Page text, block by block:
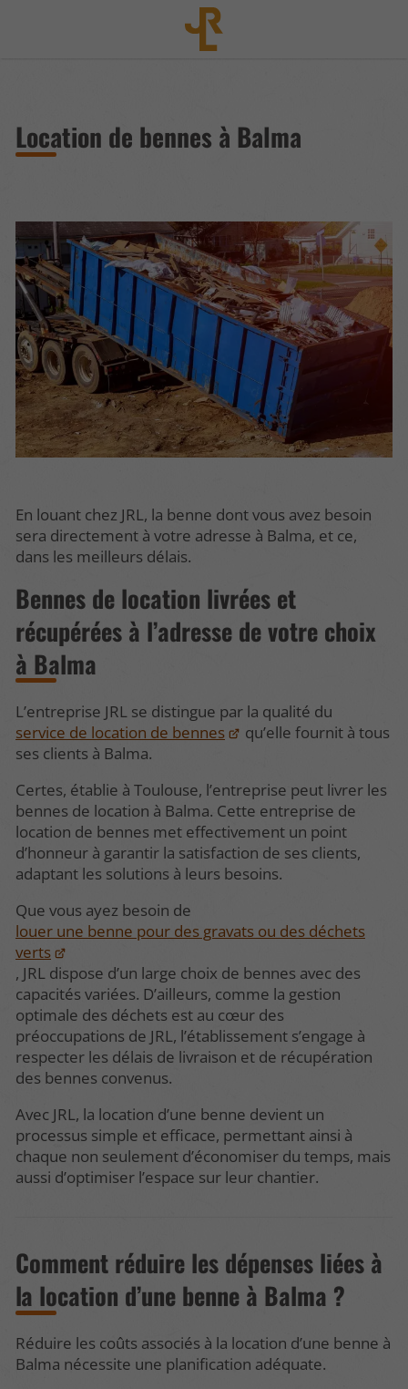
Location de bennes à Balma
En louant chez JRL, la benne dont vous avez besoin
sera directement à votre adresse à Balma, et ce,
dans les meilleurs délais.
Bennes de location livrées et
récupérées à l’adresse de votre choix
à Balma
L’entreprise JRL se distingue par la qualité du
service de location de bennes
qu’elle fournit à tous
ses clients à Balma.
Certes, établie à Toulouse, l’entreprise peut livrer les
bennes de location à Balma. Cette entreprise de
location de bennes met effectivement un point
d’honneur à garantir la satisfaction de ses clients,
adaptant les solutions à leurs besoins.
Que vous ayez besoin de
louer une benne pour des gravats ou des déchets
verts
, JRL dispose d’un large choix de bennes avec des
capacités variées. D’ailleurs, comme la gestion
optimale des déchets est au cœur des
préoccupations de JRL, l’établissement s’engage à
respecter les délais de livraison et de récupération
des bennes convenus.
Avec JRL, la location d’une benne devient un
processus simple et efficace, permettant ainsi à
chaque non seulement d’économiser du temps, mais
aussi d’optimiser l’espace sur leur chantier.
Comment réduire les dépenses liées à
la location d’une benne à Balma ?
Réduire les coûts associés à la location d’une benne à
Balma nécessite une planification adéquate.